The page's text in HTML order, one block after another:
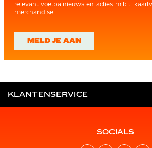
relevant voetbalnieuws en acties m.b.t.
merchandise.
MELD JE AAN
KLANTENSERVICE
SOCIALS